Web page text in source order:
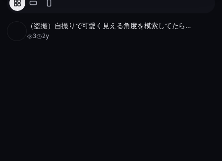
（盗撮）自撮りで可愛く見える角度を模索してたら…
3 2y